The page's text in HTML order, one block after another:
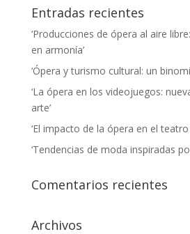
Entradas recientes
‘Producciones de ópera al aire
en armonía’
‘Ópera y turismo cultural: un
‘La ópera en los videojuegos:
arte’
‘El impacto de la ópera en el
‘Tendencias de moda inspiradas
Comentarios recientes
Archivos